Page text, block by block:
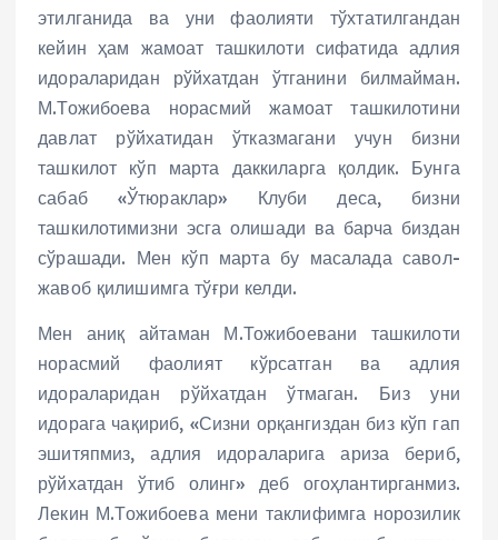
этилганида ва уни фаолияти тўхтатилгандан
кейин ҳам жамоат ташкилоти сифатида адлия
идораларидан рўйхатдан ўтганини билмайман.
М.Тожибоева норасмий жамоат ташкилотини
давлат рўйхатидан ўтказмагани учун бизни
ташкилот кўп марта даккиларга қолдик. Бунга
сабаб «Ўтюраклар» Клуби деса, бизни
ташкилотимизни эсга олишади ва барча биздан
сўрашади. Мен кўп марта бу масалада савол-
жавоб қилишимга тўғри келди.
Мен аниқ айтаман М.Тожибоевани ташкилоти
норасмий фаолият кўрсатган ва адлия
идораларидан рўйхатдан ўтмаган. Биз уни
идорага чақириб, «Сизни орқангиздан биз кўп гап
эшитяпмиз, адлия идораларига ариза бериб,
рўйхатдан ўтиб олинг» деб огоҳлантирганмиз.
Лекин М.Тожибоева мени таклифимга норозилик